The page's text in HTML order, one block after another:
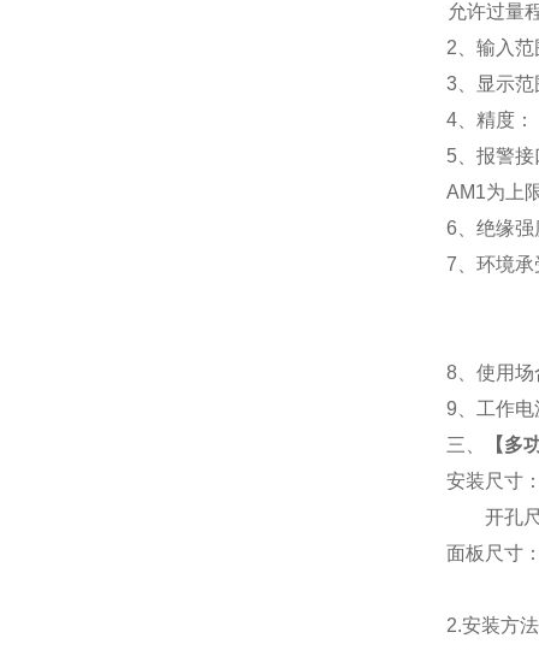
允许过量
2 、输入
3
显示
4 、精度：
5 、报警接
AM1为上
6 、绝缘
7 、环境
8 、使用
9 、工作
三、
【多
安装尺寸
开孔
面板尺寸
2.安装方